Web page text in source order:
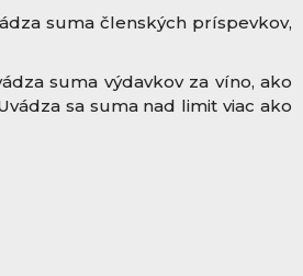
suma členských príspevkov,
suma výdavkov za víno, ako
sa suma nad limit viac ako